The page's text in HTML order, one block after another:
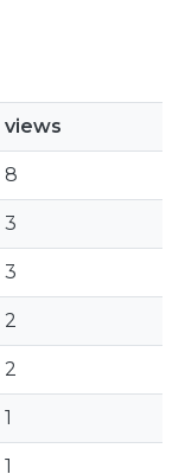
views
8
3
3
2
2
1
1